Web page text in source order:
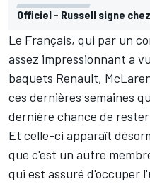
Officiel - Russell signe
Le Français, qui par un
assez impressionnant a
baquets Renault,
ces dernières semaines
dernière chance de
Et celle-ci apparaît
que c'est un autre
qui est assuré d'occuper